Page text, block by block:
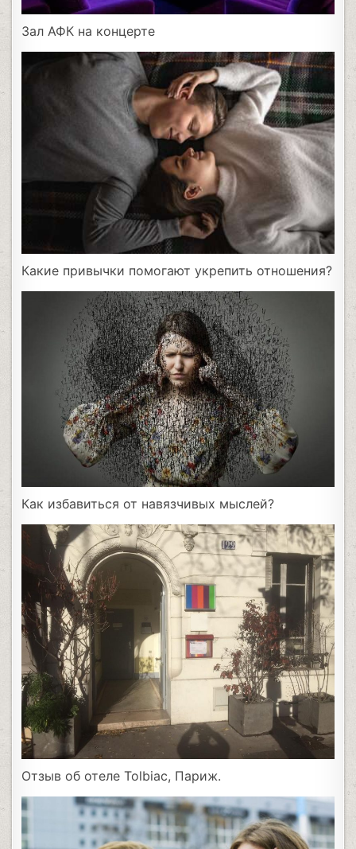
Зал АФК на концерте
Какие привычки помогают укрепить отношения?
Как избавиться от навязчивых мыслей?
Отзыв об отеле Тоlbiac, Париж.